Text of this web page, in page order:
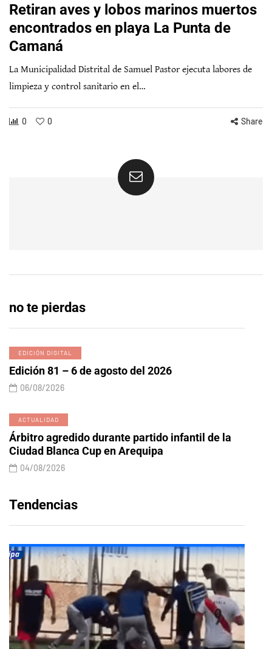
Retiran aves y lobos marinos muertos
encontrados en playa La Punta de
Camaná
La Municipalidad Distrital de Samuel Pastor ejecuta labores de
limpieza y control sanitario en el…
0 0 Share
no te pierdas
EDICIÓN DIGITAL
Edición 81 – 6 de agosto del 2026
06/08/2026
ACTUALIDAD
Árbitro agredido durante partido infantil de la
Ciudad Blanca Cup en Arequipa
04/08/2026
Tendencias